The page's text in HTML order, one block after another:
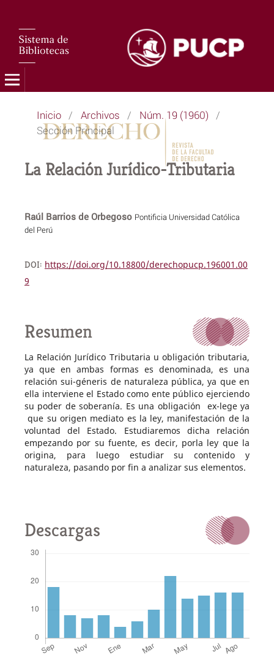
Inicio / Archivos / Núm. 19 (1960) /
Sección Principal
La Relación Jurídico-Tributaria
Raúl Barrios de Orbegoso Pontificia Universidad Católica
del Perú
DOI: https://doi.org/10.18800/derechopucp.196001.00
9
Resumen
La Relación Jurídico Tributaria u obligación tributaria,
ya que en ambas formas es denominada, es una
relación sui-géneris de naturaleza pú­blica, ya que en
ella interviene el Estado como ente público ejerciendo
su poder de soberanía. Es una obligación ex-lege ya
que su origen mediato es la ley, manifestación de la
voluntad del Estado. Estudiaremos dicha relación
empezando por su fuente, es decir, porla ley que la
origina, para luego estudiar su contenido y
naturaleza, pasando por fin a analizar sus elementos.
Descargas